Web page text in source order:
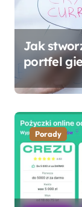
Jak
portfel
Porady